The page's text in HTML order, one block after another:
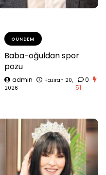
GÜNDEM
Baba-oğuldan spor
pozu
admin
Haziran 20,
2026
0
51